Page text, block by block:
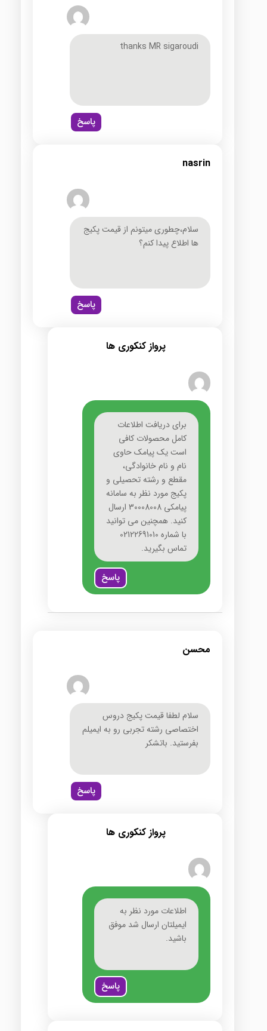
thanks MR sigaroudi
پاسخ
nasrin
سلام،چطوری میتونم از قیمت پکیج
ها اطلاع پیدا کنم؟
پاسخ
پرواز کنکوری ها
برای دریافت اطلاعات
کامل محصولات کافی
است یک پیامک حاوی
نام و نام خانوادگی،
مقطع و رشته تحصیلی و
پکیج مورد نظر به سامانه
پیامکی 30008008 ارسال
کنید. همچنین می توانید
با شماره 02122691010
تماس بگیرید.
پاسخ
محسن
سلام لطفا قیمت پکیج دروس
اختصاصی رشته تجربی رو به ایمیلم
بفرستید. باتشکر
پاسخ
پرواز کنکوری ها
اطلاعات مورد نظر به
ایمیلتان ارسال شد موفق
باشید.
پاسخ